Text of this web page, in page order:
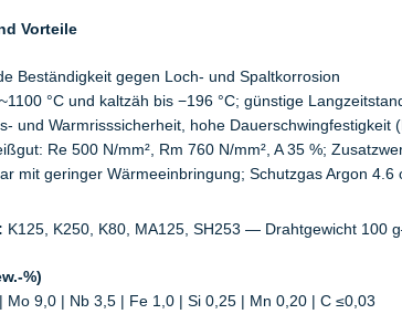
Vorteile
Beständigkeit gegen Loch- und Spaltkorrosion
°C und kaltzäh bis −196 °C; günstige
und Warmrisssicherheit, hohe Dauerschwingfestigkeit
Re 500 N/mm², Rm 760 N/mm², A 35 %;
mit geringer Wärmeeinbringung; Schutzgas Argon 4.6
K125, K250, K80, MA125, SH253 — Drahtgewicht 100
%)
Mo 9,0 | Nb 3,5 | Fe 1,0 | Si 0,25 | Mn 0,20 | C ≤0,03